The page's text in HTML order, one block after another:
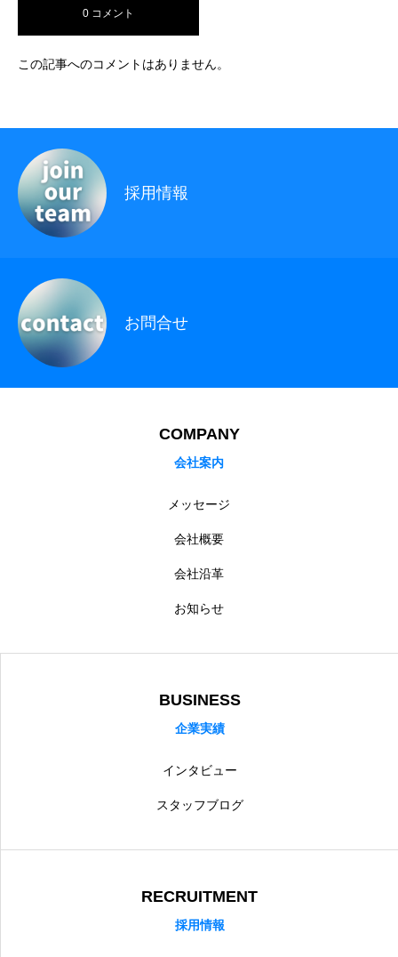
採用情報 – 営業・営業アシスタント
採用エントリーフォーム
ホーム 企業情報 採用情報
0 コメント
この記事へのコメントはありません。
採用情報
お問合せ
COMPANY
会社案内
メッセージ
会社概要
会社沿革
お知らせ
BUSINESS
企業実績
インタビュー
スタッフブログ
RECRUITMENT
採用情報